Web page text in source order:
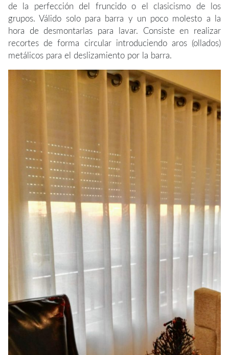
de la perfección del fruncido o el clasicismo de los
grupos. Válido solo para barra y un poco molesto a la
hora de desmontarlas para lavar. Consiste en realizar
recortes de forma circular introduciendo aros (ollados)
metálicos para el deslizamiento por la barra.